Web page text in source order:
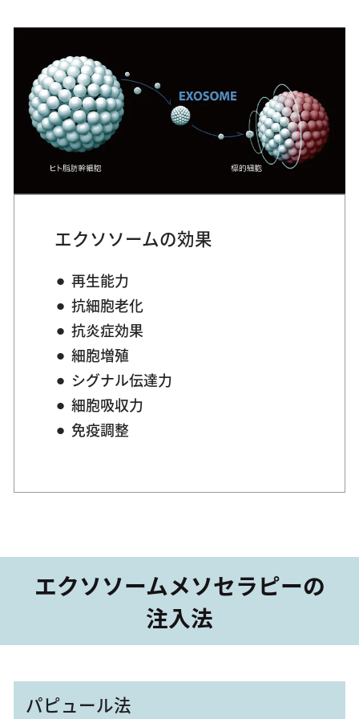
エクソソームの効果
再生能力
抗細胞老化
抗炎症効果
細胞増殖
シグナル伝達力
細胞吸収力
免疫調整
エクソソームメソセラピーの
注入法
パピュール法